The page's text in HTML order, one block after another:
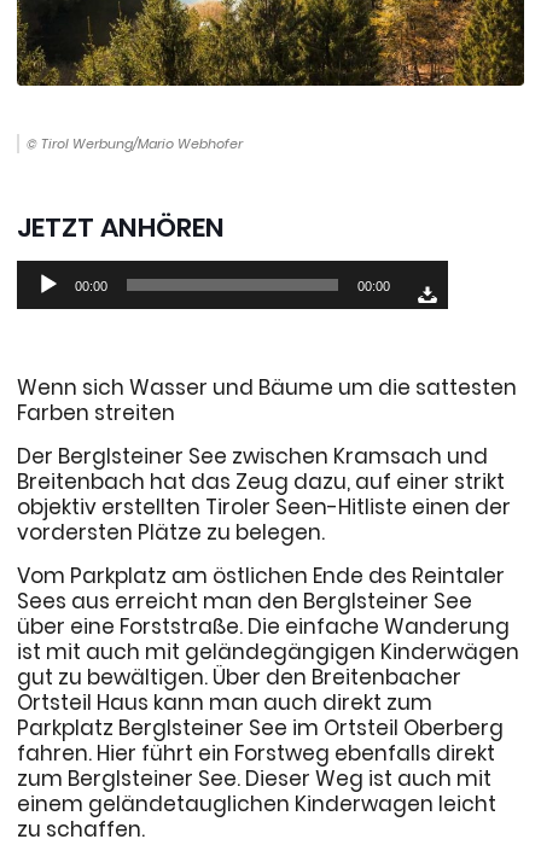
© Tirol Werbung/Mario Webhofer
JETZT ANHÖREN
Audio-
Player
00:00 00:00
Wenn sich Wasser und Bäume um die sattesten
Farben streiten
Der Berglsteiner See zwischen Kramsach und
Breitenbach hat das Zeug dazu, auf einer strikt
objektiv erstellten Tiroler Seen-Hitliste einen der
vordersten Plätze zu belegen.
Vom Parkplatz am östlichen Ende des Reintaler
Sees aus erreicht man den Berglsteiner See
über eine Forststraße. Die einfache Wanderung
ist mit auch mit geländegängigen Kinderwägen
gut zu bewältigen. Über den Breitenbacher
Ortsteil Haus kann man auch direkt zum
Parkplatz Berglsteiner See im Ortsteil Oberberg
fahren. Hier führt ein Forstweg ebenfalls direkt
zum Berglsteiner See. Dieser Weg ist auch mit
einem geländetauglichen Kinderwagen leicht
zu schaffen.